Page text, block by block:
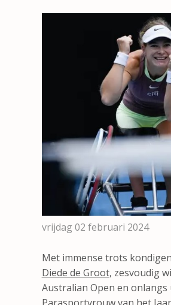
vrijdag 02 februari 2024
Met immense trots
Diede de Groot, zesvoudig
Australian Open en